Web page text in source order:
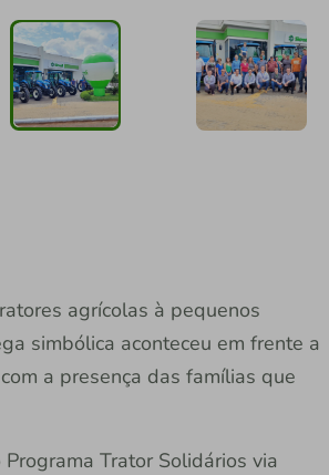
agrícolas à pequenos
simbólica aconteceu em frente a
a presença das famílias que
Trator Solidários via